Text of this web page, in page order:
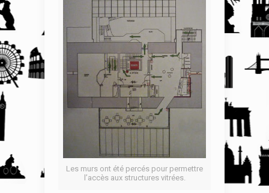
Les murs ont été percés pour permettre
l’accès aux structures vitrées.